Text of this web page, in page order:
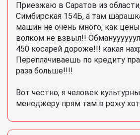
Приезжаю в Саратов из
Симбирская 154Б, а там
машин не очень много, как цены
волком не взвыл!!
450 косарей дороже!!! какая
Переплачиваешь по кредиту
раза больше!!!!
Вот честно, я человек
менеджеру прям там в рожу